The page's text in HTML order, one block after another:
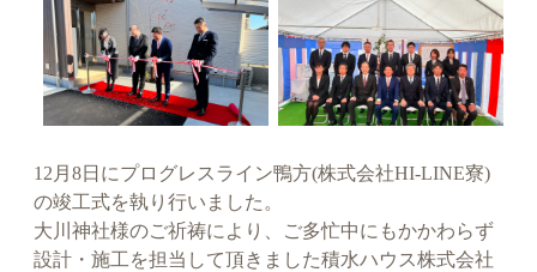
12月8日にプログレスライン鴨方(株式会社HI-LINE寮)
の竣工式を執り行いました。
大川神社様のご祈祷により、ご多忙中にもかかわらず
設計・施工を担当して頂きました積水ハウス株式会社